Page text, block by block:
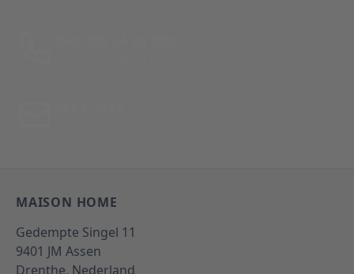
MAISON HOME
Gedempte Singel 11
9401 JM Assen
Drenthe, Nederland